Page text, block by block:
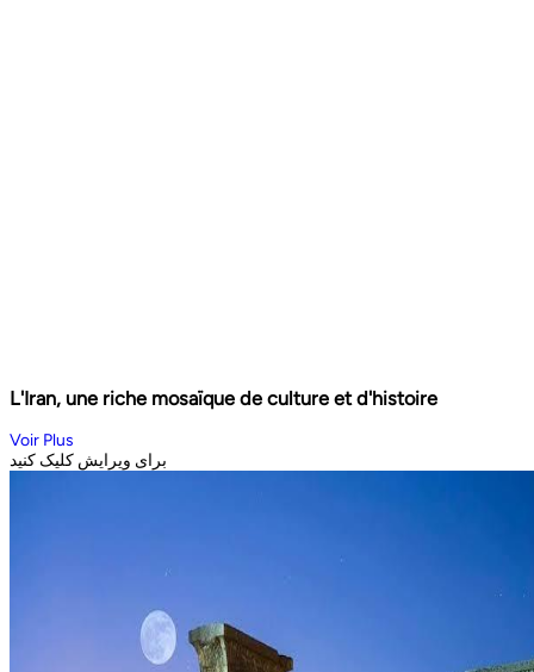
L'Iran, une riche mosaïque de culture et d'histoire
Voir Plus
برای ویرایش کلیک کنید